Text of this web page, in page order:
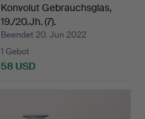
Konvolut Gebrauchsglas,
19./20.Jh. (7).
Beendet 20. Jun 2022
1 Gebot
58 USD